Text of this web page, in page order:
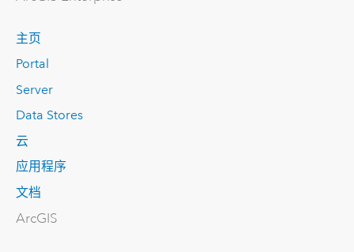
主页
Portal
Server
Data Stores
云
应用程序
文档
ArcGIS